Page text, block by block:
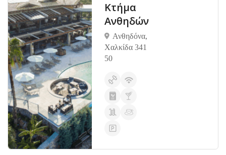
Κτήμα
Ανθηδών
Ανθηδόνα,
Χαλκίδα 341
50